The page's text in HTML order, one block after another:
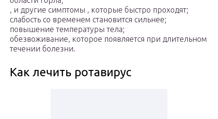
, и другие симптомы , которые быстро проходят;
слабость со временем становится сильнее;
повышение температуры тела;
обезвоживание, которое появляется при длительном
течении болезни.
Как лечить ротавирус